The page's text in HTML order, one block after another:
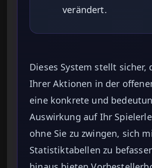
verändert.
Dieses System stellt sicher,
Ihrer Aktionen in der
eine konkrete und
Auswirkung auf Ihr
ohne Sie zu zwingen, sich
Statistiktabellen zu